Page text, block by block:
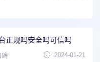
正规吗安全吗可信吗
碑 2024-01-21